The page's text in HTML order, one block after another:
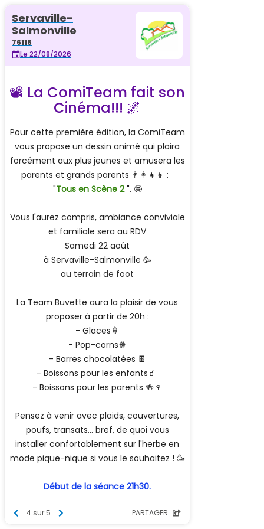
Servaville-
Salmonville
76116
Le 22/08/2026
📽 La ComiTeam fait son
Cinéma!!! 🌌
Pour cette première édition, la ComiTeam
vous propose un dessin animé qui plaira
forcément aux plus jeunes et amusera les
parents et grands parents 👨‍👩‍👧‍👦 :
"Tous en Scène 2". 🤩
Vous l'aurez compris, ambiance conviviale
et familiale sera au RDV
Samedi 22 août
à Servaville-Salmonville 🥳
au terrain de foot
La Team Buvette aura la plaisir de vous
proposer à partir de 20h :
- Glaces🍦
- Pop-corns🍿
- Barres chocolatées 🍫
- Boissons pour les enfants🧃
- Boissons pour les parents 🍻🍷
Pensez à venir avec plaids, couvertures,
poufs, transats... bref, de quoi vous
installer confortablement sur l'herbe en
mode pique-nique si vous le souhaitez ! 🥳
Début de la séance 21h30.
Plus d'infos par mail :
4 sur 5 PARTAGER